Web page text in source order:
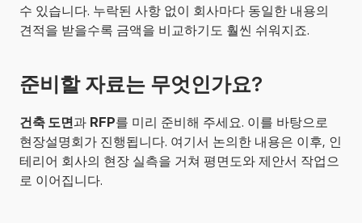
수 있습니다. 누락된 사항 없이 회사마다 동일한 내용의
견적을 받을수록 금액을 비교하기도 훨씬 쉬워지죠.
준비할 자료는 무엇인가요?
건축 도면과 RFP를 미리 준비해 주세요. 이를 바탕으로
현장설명회가 진행됩니다. 여기서 논의한 내용은 이후, 인
테리어 회사의 현장 실측을 거쳐 평면도와 제안서 작업으
로 이어집니다.